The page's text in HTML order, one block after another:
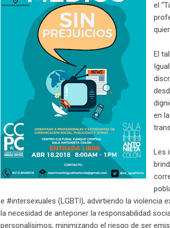
el
El
en
Les
e #intersexuales (LGBTI), advirtiendo la violencia
la necesidad de anteponer la responsabilidad
personalísimos, minimizando el riesgo de ser